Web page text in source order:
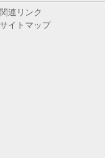
関連リンク
サイトマップ